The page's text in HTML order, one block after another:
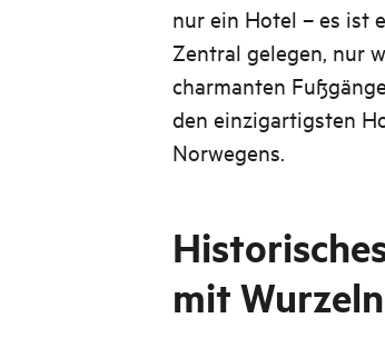
nur ein Hotel – es ist
Zentral gelegen, nur
charmanten
den einzigartigsten
Norwegens.
mit